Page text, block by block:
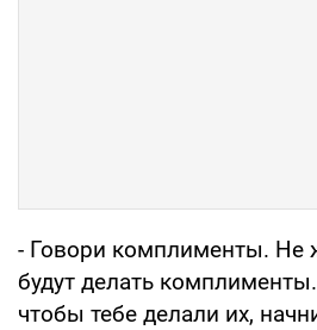
- Говори комплименты. Не
будут делать
чтобы тебе делали их,